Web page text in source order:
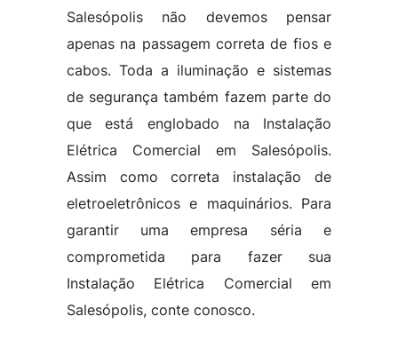
Salesópolis não devemos pensar
apenas na passagem correta de fios e
cabos. Toda a iluminação e sistemas
de segurança também fazem parte do
que está englobado na Instalação
Elétrica Comercial em Salesópolis.
Assim como correta instalação de
eletroeletrônicos e maquinários. Para
garantir uma empresa séria e
comprometida para fazer sua
Instalação Elétrica Comercial em
Salesópolis, conte conosco.